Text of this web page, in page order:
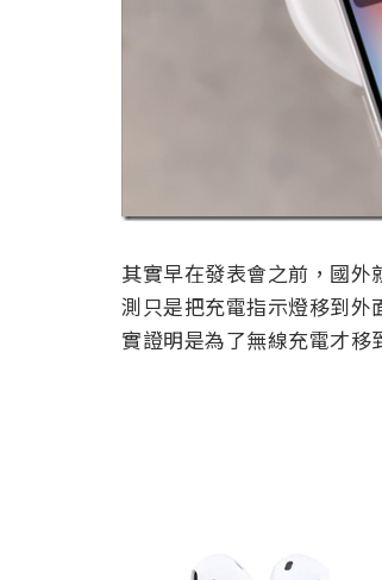
其實早在發表會之前，國
測只是把充電指示燈移到
實證明是為了無線充電才移